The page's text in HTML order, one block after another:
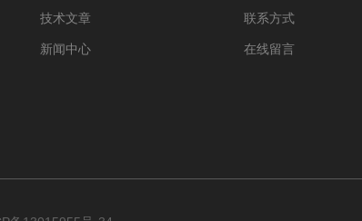
技术文章
新闻中心
联系方式
在线留言